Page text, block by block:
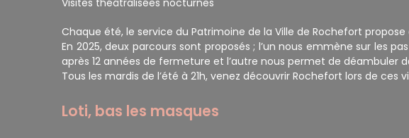
Visites théâtralisées nocturnes
Chaque été, le service du Patrimoine de la Ville de Rochefort
En 2025, deux parcours sont proposés ; l’un nous emmène sur les
après 12 années de fermeture et l’autre nous permet de déambuler
Tous les mardis de l’été à 21h, venez découvrir Rochefort lors de ces
Loti, bas les masques